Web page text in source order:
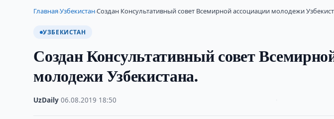
Главная›Узбекистан›Создан Консультативный совет Всемирной ассоциации молодежи
УЗБЕКИСТАН
Создан Консультативный совет
молодежи Узбекистана.
UzDaily ·06.08.2019 18:50